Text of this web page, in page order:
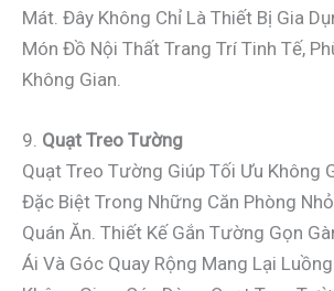
Mát. Đây Không Chỉ Là Thiết Bị Gia
Món Đồ Nội Thất Trang Trí Tinh Tế,
Không Gian.
9. Quạt Treo Tường
Quạt Treo Tường Giúp Tối Ưu Không
Đặc Biệt Trong Những Căn Phòng
Quán Ăn. Thiết Kế Gắn Tường Gọn
Ái Và Góc Quay Rộng Mang Lại